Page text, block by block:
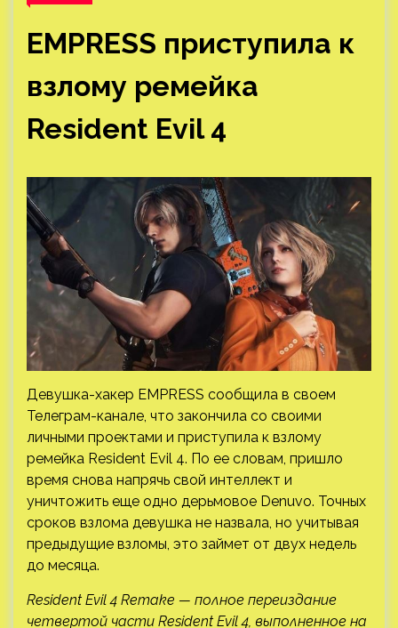
EMPRESS приступила к
взлому ремейка
Resident Evil 4
Девушка-хакер EMPRESS сообщила в своем
Телеграм-канале, что закончила со своими
личными проектами и приступила к взлому
ремейка Resident Evil 4. По ее словам, пришло
время снова напрячь свой интеллект и
уничтожить еще одно дерьмовое Denuvo. Точных
сроков взлома девушка не назвала, но учитывая
предыдущие взломы, это займет от двух недель
до месяца.
Resident Evil 4 Remake — полное переиздание
четвертой части Resident Evil 4, выполненное на